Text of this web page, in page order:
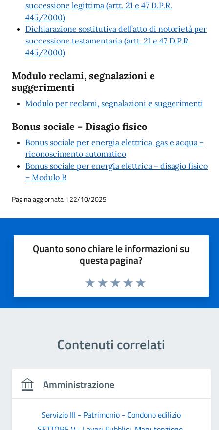
successione legittima (artt. 21 e 47 D.P.R.
445/2000)
Dichiarazione sostitutiva dell’atto di notorietà per
successione testamentaria (artt. 21 e 47 D.P.R.
445/2000)
Modulo reclami, segnalazioni e
suggerimenti
Modulo per reclami, segnalazioni e suggerimenti
Bonus sociale – Disagio fisico
Bonus sociale per energia elettrica, gas e acqua –
riconoscimento automatico
Bonus sociale per energia elettrica – disagio fisico
– Modulo B
Pagina aggiornata il 22/10/2025
Quanto sono chiare le informazioni su
questa pagina?
Valuta 5 stelle su 5
Valuta 4 stelle su 5
Valuta 3 stelle su 5
Valuta 2 stelle su 5
Valuta 1 stelle su 5
Contenuti correlati
Amministrazione
Servizio III - Patrimonio - Condono edilizio